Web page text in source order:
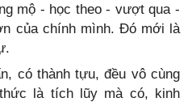
mộ - học theo - vượt qua -
của chính mình. Đó mới là
có thành tựu, đều vô cùng
là tích lũy mà có, kinh